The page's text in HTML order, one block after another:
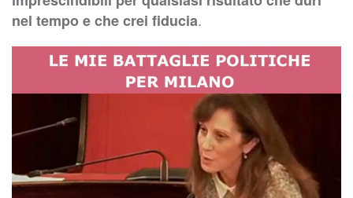
nel tempo e che crei fiducia.